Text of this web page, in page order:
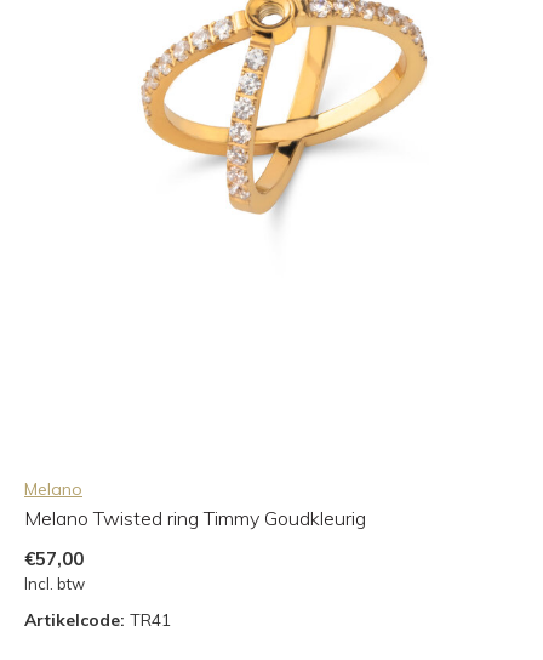
Melano
Melano Twisted ring Timmy Goudkleurig
€57,00
Incl. btw
Artikelcode: TR41